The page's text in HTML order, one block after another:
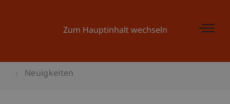
Zum Hauptinhalt wechseln
Neuigkeiten